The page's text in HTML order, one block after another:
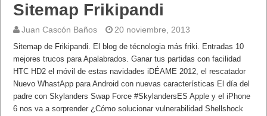
Sitemap Frikipandi
Juan Cascón Baños 20 noviembre, 2013
Sitemap de Frikipandi. El blog de técnologia más friki. Entradas 10
mejores trucos para Apalabrados. Ganar tus partidas con facilidad
HTC HD2 el móvil de estas navidades iDÉAME 2012, el rescatador
Nuevo WhastApp para Android con nuevas características El día del
padre con Skylanders Swap Force #SkylandersES Apple y el iPhone
6 nos va a sorprender ¿Cómo solucionar vulnerabilidad Shellshock